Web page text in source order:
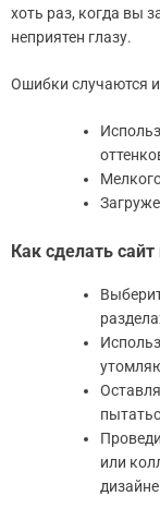
хоть раз, когда вы
неприятен глазу.
Ошибки случаются
Как сделать
или